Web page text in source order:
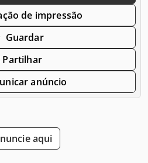
de impressão
Guardar
Partilhar
anúncio
aqui